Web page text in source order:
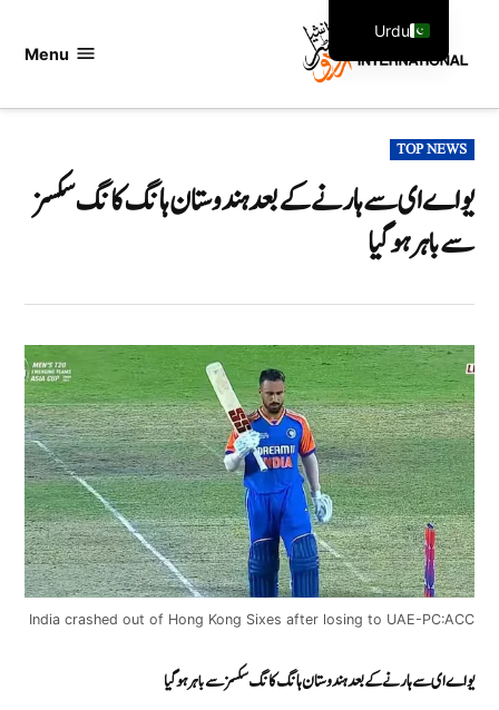
Menu
POSTED
IN
TOP NEWS
یو اے ای سے ہارنے کے بعد ہندوستان ہانگ کانگ سکسز
سے باہر ہو گیا
India crashed out of Hong Kong Sixes after losing to UAE-PC:ACC
یو اے ای سے ہارنے کے بعد ہندوستان ہانگ کانگ سکسز سے باہر ہو گیا
Urdu
English